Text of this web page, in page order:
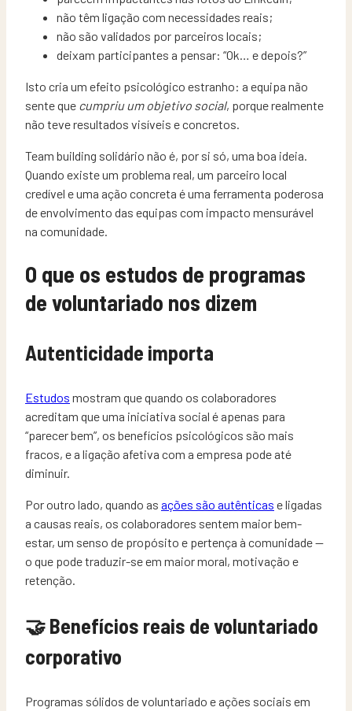
não têm ligação com necessidades reais;
não são validados por parceiros locais;
deixam participantes a pensar: “Ok… e depois?”
Isto cria um efeito psicológico estranho: a equipa não
sente que cumpriu um objetivo social, porque realmente
não teve resultados visíveis e concretos.
Team building solidário não é, por si só, uma boa ideia.
Quando existe um problema real, um parceiro local
credível e uma ação concreta é uma ferramenta poderosa
de envolvimento das equipas com impacto mensurável
na comunidade.
O que os estudos de programas
de voluntariado nos dizem
Autenticidade importa
Estudos mostram que quando os colaboradores
acreditam que uma iniciativa social é apenas para
“parecer bem”, os benefícios psicológicos são mais
fracos, e a ligação afetiva com a empresa pode até
diminuir.
Por outro lado, quando as ações são autênticas e ligadas
a causas reais, os colaboradores sentem maior bem-
estar, um senso de propósito e pertença à comunidade —
o que pode traduzir-se em maior moral, motivação e
retenção.
🤝 Benefícios reais de voluntariado
corporativo
Programas sólidos de voluntariado e ações sociais em